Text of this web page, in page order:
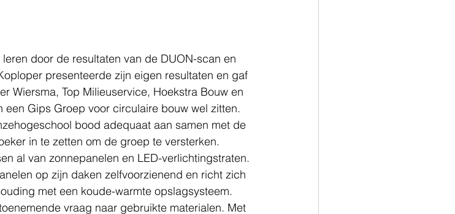
door de resultaten van de DUON-scan en
presenteerde zijn eigen resultaten en gaf
Wiersma, Top Milieuservice, Hoekstra Bouw en
Gips Groep voor circulaire bouw wel zitten.
bood adequaat aan samen met de
in te zetten om de groep te versterken.
al van zonnepanelen en LED-verlichtingstraten.
op zijn daken zelfvoorzienend en richt zich
met een koude-warmte opslagsysteem.
vraag naar gebruikte materialen. Met